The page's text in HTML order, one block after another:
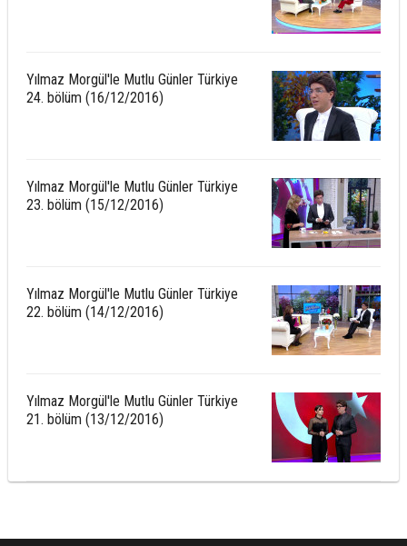
Yılmaz Morgül'le Mutlu Günler Türkiye
24. bölüm (16/12/2016)
Yılmaz Morgül'le Mutlu Günler Türkiye
23. bölüm (15/12/2016)
Yılmaz Morgül'le Mutlu Günler Türkiye
22. bölüm (14/12/2016)
Yılmaz Morgül'le Mutlu Günler Türkiye
21. bölüm (13/12/2016)